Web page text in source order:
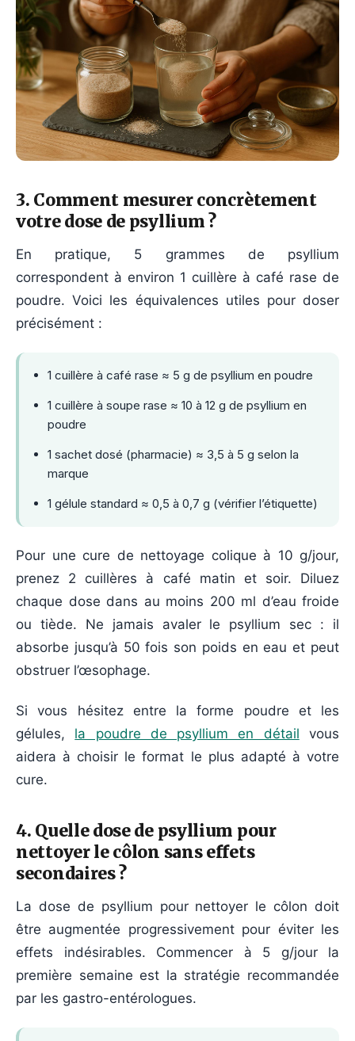
3. Comment mesurer concrètement
votre dose de psyllium ?
En pratique, 5 grammes de psyllium
correspondent à environ 1 cuillère à café rase de
poudre. Voici les équivalences utiles pour doser
précisément :
1 cuillère à café rase ≈ 5 g de psyllium en poudre
1 cuillère à soupe rase ≈ 10 à 12 g de psyllium en
poudre
1 sachet dosé (pharmacie) ≈ 3,5 à 5 g selon la
marque
1 gélule standard ≈ 0,5 à 0,7 g (vérifier l’étiquette)
Pour une cure de nettoyage colique à 10 g/jour,
prenez 2 cuillères à café matin et soir. Diluez
chaque dose dans au moins 200 ml d’eau froide
ou tiède. Ne jamais avaler le psyllium sec : il
absorbe jusqu’à 50 fois son poids en eau et peut
obstruer l’œsophage.
Si vous hésitez entre la forme poudre et les
gélules, la poudre de psyllium en détail vous
aidera à choisir le format le plus adapté à votre
cure.
4. Quelle dose de psyllium pour
nettoyer le côlon sans effets
secondaires ?
La dose de psyllium pour nettoyer le côlon doit
être augmentée progressivement pour éviter les
effets indésirables. Commencer à 5 g/jour la
première semaine est la stratégie recommandée
par les gastro-entérologues.